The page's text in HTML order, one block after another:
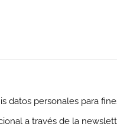
datos personales para
a través de la